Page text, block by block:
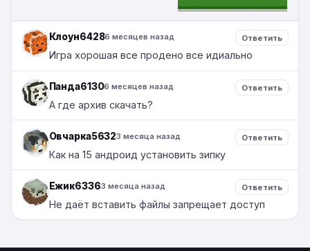
Клоун64286 месяцев назад Ответить
Игра хорошая все продено все идиально
Панда61306 месяцев назад Ответить
А где архив скачать?
Овчарка56323 месяца назад Ответить
Как на 15 андроид установить зипку
Ежик63363 месяца назад Ответить
Не даёт вставить файлы запрещает доступ